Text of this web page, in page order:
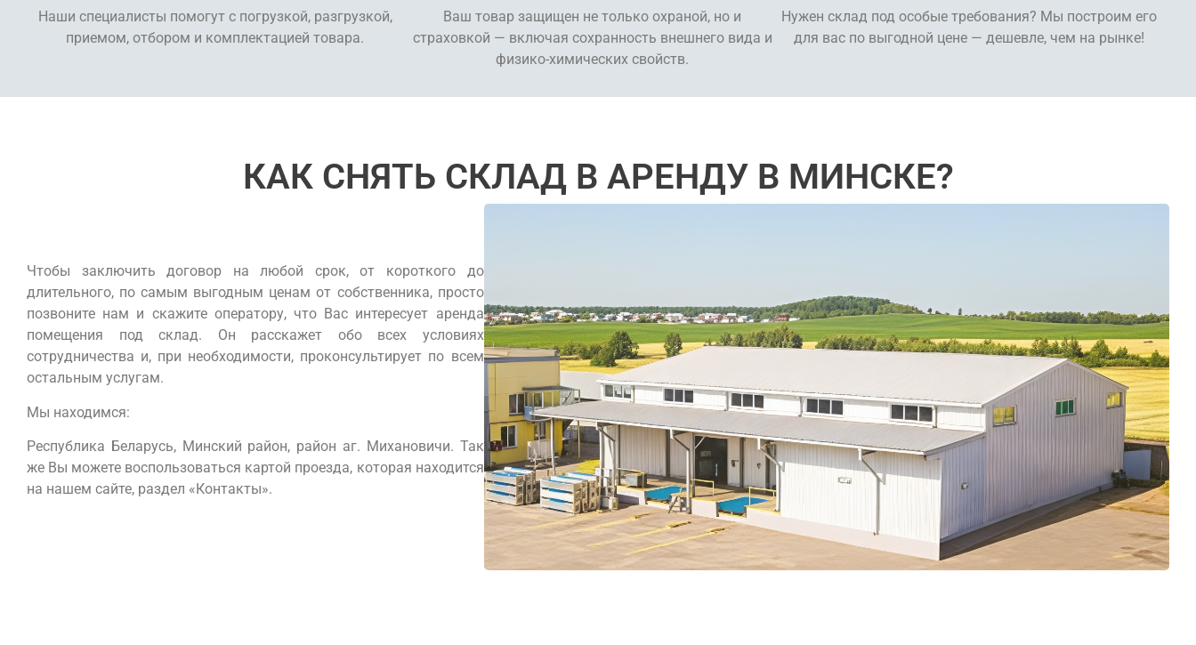
Наши специалисты помогут с погрузкой, разгрузкой,
приемом, отбором и комплектацией товара.
Ваш товар защищен не только охраной, но и
страховкой — включая сохранность внешнего вида и
физико-химических свойств.
Нужен склад под особые требования? Мы построим его
для вас по выгодной цене — дешевле, чем на рынке!
КАК СНЯТЬ СКЛАД В АРЕНДУ В МИНСКЕ?
Чтобы заключить договор на любой срок, от короткого до
длительного, по самым выгодным ценам от собственника, просто
позвоните нам и скажите оператору, что Вас интересует аренда
помещения под склад. Он расскажет обо всех условиях
сотрудничества и, при необходимости, проконсультирует по всем
остальным услугам.
Мы находимся:
Республика Беларусь, Минский район, район аг. Михановичи. Так
же Вы можете воспользоваться картой проезда, которая находится
на нашем сайте, раздел «Контакты».